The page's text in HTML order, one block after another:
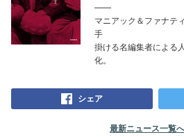
――
マニアック＆ファナテ
手
掛ける名編集者による
化。
シェア
最新ニュース一覧